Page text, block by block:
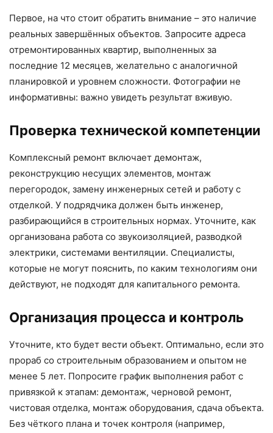
Первое, на что стоит обратить внимание – это наличие
реальных завершённых объектов. Запросите адреса
отремонтированных квартир, выполненных за
последние 12 месяцев, желательно с аналогичной
планировкой и уровнем сложности. Фотографии не
информативны: важно увидеть результат вживую.
Проверка технической компетенции
Комплексный ремонт включает демонтаж,
реконструкцию несущих элементов, монтаж
перегородок, замену инженерных сетей и работу с
отделкой. У подрядчика должен быть инженер,
разбирающийся в строительных нормах. Уточните, как
организована работа со звукоизоляцией, разводкой
электрики, системами вентиляции. Специалисты,
которые не могут пояснить, по каким технологиям они
действуют, не подходят для капитального ремонта.
Организация процесса и контроль
Уточните, кто будет вести объект. Оптимально, если это
прораб со строительным образованием и опытом не
менее 5 лет. Попросите график выполнения работ с
привязкой к этапам: демонтаж, черновой ремонт,
чистовая отделка, монтаж оборудования, сдача объекта.
Без чёткого плана и точек контроля (например,